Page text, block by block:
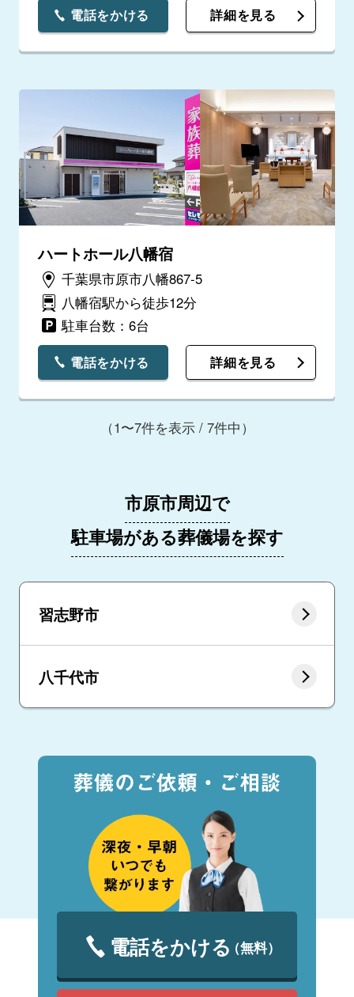
電話をかける 詳細を見る
ハートホール八幡宿
千葉県市原市八幡867-5
八幡宿駅から徒歩12分
駐車台数：6台
電話をかける 詳細を見る
（1〜7件を表示 / 7件中）
市原市周辺で
駐車場がある葬儀場を探す
習志野市
八千代市
電話をかける（無料）